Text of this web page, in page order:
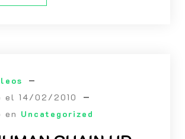
el 14/02/2010
en Uncategorized